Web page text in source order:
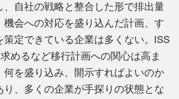
、自社の戦略と整合した形で排出量
機会への対応を盛り込んだ計画、す
策定できている企業は多くない。ISS
めるなど移行計画への関心は高ま
何を盛り込み、開示すればよいのか
り、多くの企業が手探りの状態とな